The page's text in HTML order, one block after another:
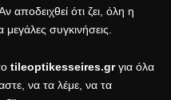
αποδειχθεί ότι ζει, όλη η
μεγάλες συγκινήσεις.
tileoptikesseires.grγια όλα
να τα λέμε, να τα